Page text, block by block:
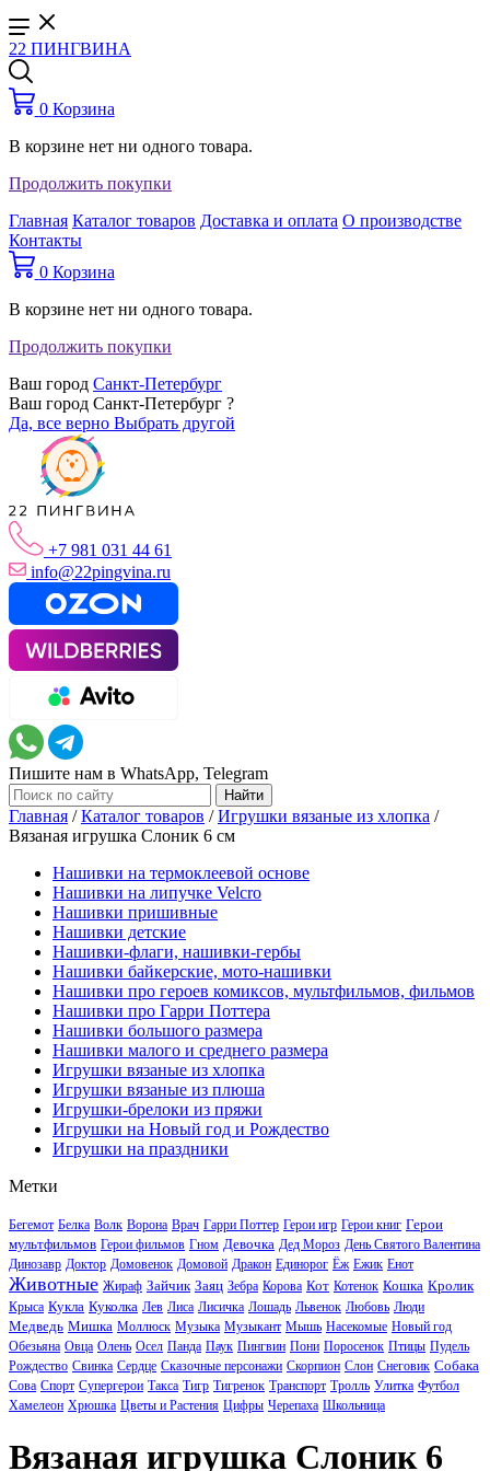
22 ПИНГВИНА
0 Корзина
В корзине нет ни одного товара.
Продолжить покупки
Главная Каталог товаров Доставка и оплата О производстве
Контакты
0 Корзина
В корзине нет ни одного товара.
Продолжить покупки
Ваш город Санкт-Петербург
Ваш город Санкт-Петербург ?
Да, все верно Выбрать другой
+7 981 031 44 61
info@22pingvina.ru
Пишите нам в WhatsApp, Telegram
Главная /Каталог товаров /Игрушки вязаные из хлопка /
Вязаная игрушка Слоник 6 см
Нашивки на термоклеевой основе
Нашивки на липучке Velcro
Нашивки пришивные
Нашивки детские
Нашивки-флаги, нашивки-гербы
Нашивки байкерские, мото-нашивки
Нашивки про героев комиксов, мультфильмов, фильмов
Нашивки про Гарри Поттера
Нашивки большого размера
Нашивки малого и среднего размера
Игрушки вязаные из хлопка
Игрушки вязаные из плюша
Игрушки-брелоки из пряжи
Игрушки на Новый год и Рождество
Игрушки на праздники
Метки
Бегемот Белка Волк Ворона Врач Гарри Поттер Герои игр Герои книг Герои
мультфильмов Герои фильмов Гном Девочка Дед Мороз День Святого Валентина
Динозавр Доктор Домовенок Домовой Дракон Единорог Ёж Ежик Енот
Животные Жираф Зайчик Заяц Зебра Корова Кот Котенок Кошка Кролик
Крыса Кукла Куколка Лев Лиса Лисичка Лошадь Львенок Любовь Люди
Медведь Мишка Моллюск Музыка Музыкант Мышь Насекомые Новый год
Обезьяна Овца Олень Осел Панда Паук Пингвин Пони Поросенок Птицы Пудель
Рождество Свинка Сердце Сказочные персонажи Скорпион Слон Снеговик Собака
Сова Спорт Супергерои Такса Тигр Тигренок Транспорт Тролль Улитка Футбол
Хамелеон Хрюшка Цветы и Растения Цифры Черепаха Школьница
Вязаная игрушка Слоник 6